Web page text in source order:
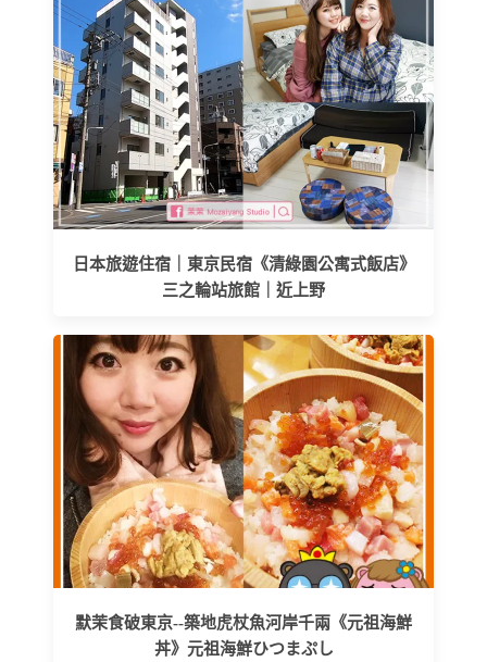
日本旅遊住宿｜東京民宿《清綠園公寓式飯店》
三之輪站旅館｜近上野
默茉食破東京--築地虎杖魚河岸千兩《元祖海鮮
丼》元祖海鮮ひつまぷし